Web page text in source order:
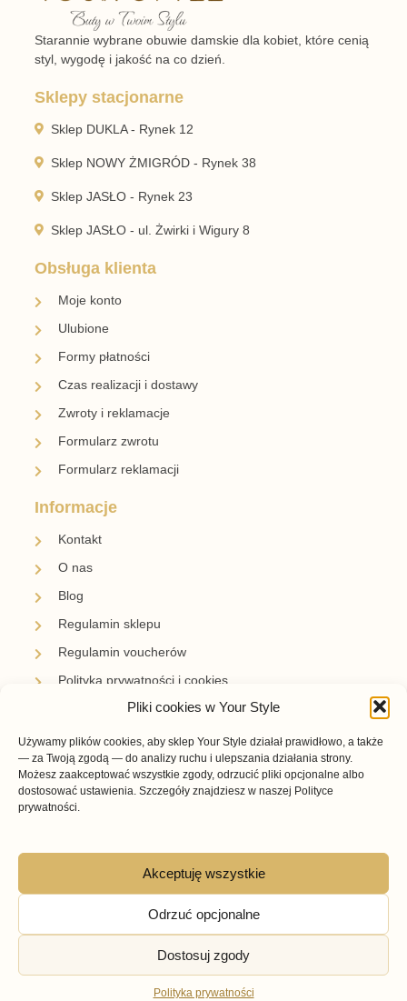
Pliki cookies w Your Style
Używamy plików cookies, aby sklep Your Style działał prawidłowo, a także
— za Twoją zgodą — do analizy ruchu i ulepszania działania strony.
Możesz zaakceptować wszystkie zgody, odrzucić pliki opcjonalne albo
dostosować ustawienia. Szczegóły znajdziesz w naszej Polityce
prywatności.
Akceptuję wszystkie
Odrzuć opcjonalne
Dostosuj zgody
Polityka prywatności
Starannie wybrane obuwie damskie dla kobiet, które cenią
styl, wygodę i jakość na co dzień.
Sklepy stacjonarne
Sklep DUKLA - Rynek 12
Sklep NOWY ŻMIGRÓD - Rynek 38
Sklep JASŁO - Rynek 23
Sklep JASŁO - ul. Żwirki i Wigury 8
Obsługa klienta
Moje konto
Ulubione
Formy płatności
Czas realizacji i dostawy
Zwroty i reklamacje
Formularz zwrotu
Formularz reklamacji
Informacje
Kontakt
O nas
Blog
Regulamin sklepu
Regulamin voucherów
Polityka prywatności i cookies
Zapisz się i bądź z nami na bieżąco.
Otrzymuj informacje o nowościach, promocjach i
inspiracjach przygotowanych przez Your Style.
Subskrybuję →
© Your Style – Buty w Twoim Stylu 2026